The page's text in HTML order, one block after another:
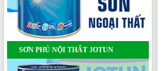
SƠN PHỦ NỘI THẤT JOTUN